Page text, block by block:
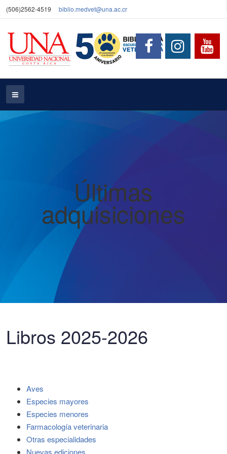
(506)2562-4519 biblio.medvet@una.ac.cr
Últimas
adquisiciones
Libros 2025-2026
Aves
Especies mayores
Especies menores
Farmacología veterinaria
Otras especialidades
Nuevas ediciones